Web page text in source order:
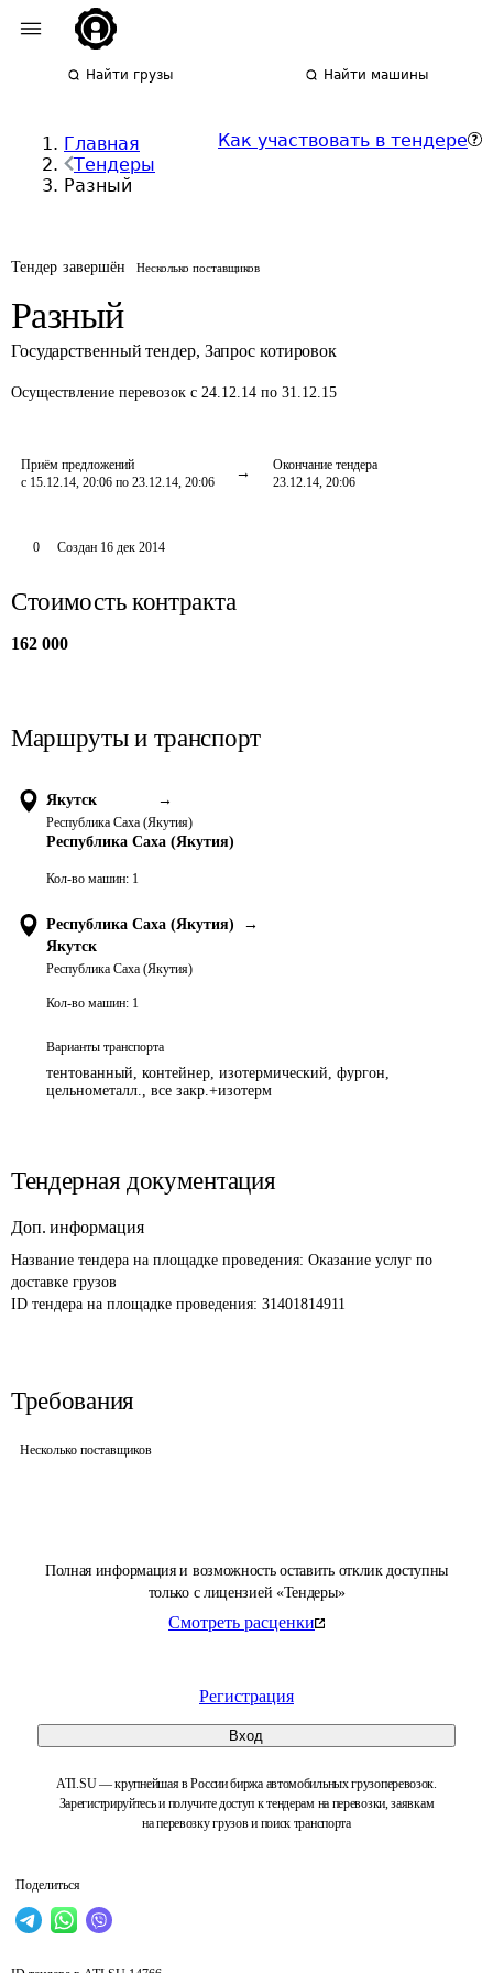
Найти грузы Найти машины
Главная
Тендеры
Разный
Как участвовать в тендере
Тендер завершён Несколько поставщиков
Разный
Государственный тендер, Запрос котировок
Осуществление перевозок с 24.12.14 по 31.12.15
Приём предложений
с 15.12.14, 20:06 по 23.12.14, 20:06
Окончание тендера
23.12.14, 20:06
Полная информация и возможность оставить отклик доступны
только с лицензией «Тендеры»
Смотреть расценки
Регистрация
Вход
ATI.SU — крупнейшая в России биржа автомобильных грузоперевозок.
Зарегистрируйтесь и получите доступ к тендерам на перевозки, заявкам
на перевозку грузов и поиск транспорта
Поделиться
0 Создан 16 дек 2014
Стоимость контракта
162 000
Маршруты и транспорт
Якутск →
Республика Саха (Якутия)
Республика Саха (Якутия)
Кол-во машин: 1
Республика Саха (Якутия)
→
Якутск
Республика Саха (Якутия)
Кол-во машин: 1
Варианты транспорта
тентованный, контейнер, изотермический, фургон,
цельнометалл., все закр.+изотерм
Тендерная документация
Доп. информация
Название тендера на площадке проведения: Оказание услуг по
доставке грузов
ID тендера на площадке проведения: 31401814911
Требования
Несколько поставщиков